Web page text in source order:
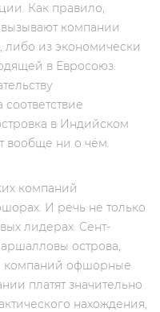
Как правило,
компании
либо из экономически
в Евросоюз.
в Индийском
вообще ни о чём.
компаний
И речь не только
лидерах. Сент-
острова,
компаний офшорные
платят значительно
нахождения,